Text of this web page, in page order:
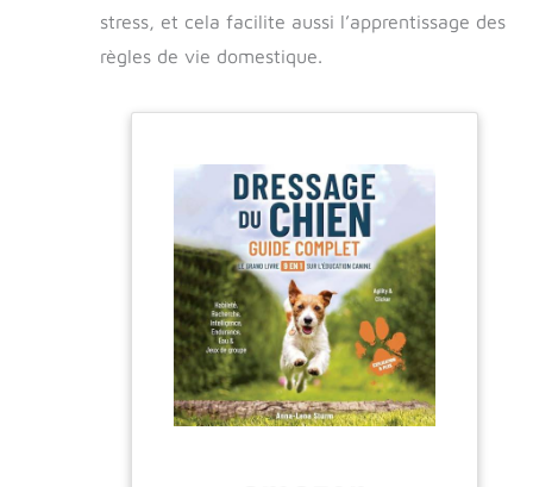
stress, et cela facilite aussi l’apprentissage des
règles de vie domestique.